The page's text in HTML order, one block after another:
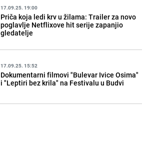
17.09.25. 19:00
Priča koja ledi krv u žilama: Trailer za novo
poglavlje Netflixove hit serije zapanjio
gledatelje
17.09.25. 15:52
Dokumentarni filmovi "Bulevar Ivice Osima"
i "Leptiri bez krila" na Festivalu u Budvi